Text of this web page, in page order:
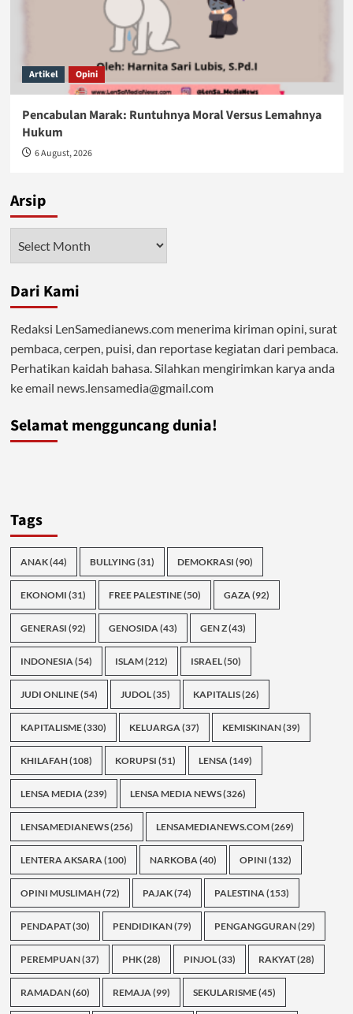
Artikel Opini
Pencabulan Marak: Runtuhnya Moral Versus Lemahnya
Hukum
6 August, 2026
Arsip
Dari Kami
Redaksi LenSamedianews.com menerima kiriman opini, surat
pembaca, cerpen, puisi, dan reportase kegiatan dari pembaca.
Perhatikan kaidah bahasa. Silahkan mengirimkan karya anda
ke email news.lensamedia@gmail.com
Selamat mengguncang dunia!
Tags
ANAK(44) BULLYING (31) DEMOKRASI (90)
EKONOMI (31) FREE PALESTINE(50) GAZA(92)
GENERASI (92) GENOSIDA(43) GEN Z(43)
INDONESIA(54) ISLAM(212) ISRAEL(50)
JUDI ONLINE(54) JUDOL(35) KAPITALIS(26)
KAPITALISME(330) KELUARGA(37) KEMISKINAN(39)
KHILAFAH(108) KORUPSI (51) LENSA(149)
LENSA MEDIA(239) LENSA MEDIA NEWS(326)
LENSAMEDIANEWS(256) LENSAMEDIANEWS.COM(269)
LENTERA AKSARA(100) NARKOBA(40) OPINI (132)
OPINI MUSLIMAH(72) PAJAK(74) PALESTINA(153)
PENDAPAT(30) PENDIDIKAN(79) PENGANGGURAN(29)
PEREMPUAN(37) PHK(28) PINJOL(33) RAKYAT(28)
RAMADAN(60) REMAJA(99) SEKULARISME(45)